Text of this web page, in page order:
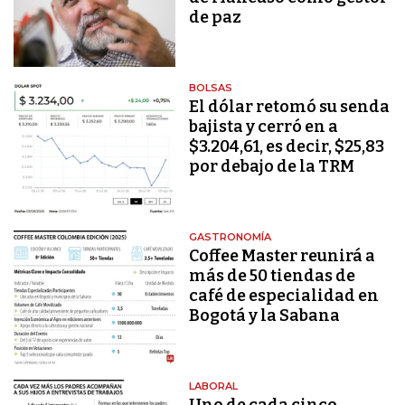
de paz
BOLSAS
El dólar retomó su senda
bajista y cerró en a
$3.204,61, es decir, $25,83
por debajo de la TRM
GASTRONOMÍA
Coffee Master reunirá a
más de 50 tiendas de
café de especialidad en
Bogotá y la Sabana
LABORAL